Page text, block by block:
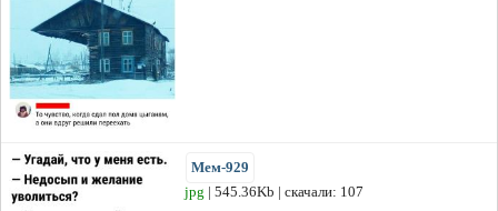
Мем-929
jpg | 545.36Kb | скачали: 107